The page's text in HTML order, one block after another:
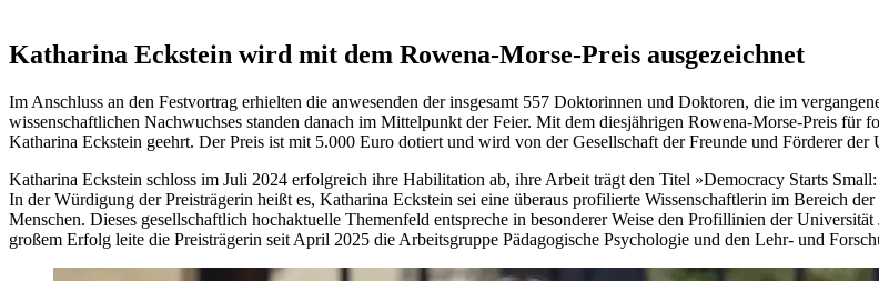
Katharina Eckstein wird mit dem Rowena-Morse-Preis ausgezeichnet
Im Anschluss an den Festvortrag erhielten die anwesenden der insgesamt 557 Doktorinnen und Doktoren, die im
wissenschaftlichen Nachwuchses standen danach im Mittelpunkt der Feier. Mit dem diesjährigen Rowena-Morse-Preis für
Katharina Eckstein geehrt. Der Preis ist mit 5.000 Euro dotiert und wird von der Gesellschaft der Freunde und Förderer der
Katharina Eckstein schloss im Juli 2024 erfolgreich ihre Habilitation ab, ihre Arbeit trägt den Titel »Democracy Starts
In der Würdigung der Preisträgerin heißt es, Katharina Eckstein sei eine überaus profilierte Wissenschaftlerin im Bereich
Menschen. Dieses gesellschaftlich hochaktuelle Themenfeld entspreche in besonderer Weise den Profillinien der
großem Erfolg leite die Preisträgerin seit April 2025 die Arbeitsgruppe Pädagogische Psychologie und den Lehr- und